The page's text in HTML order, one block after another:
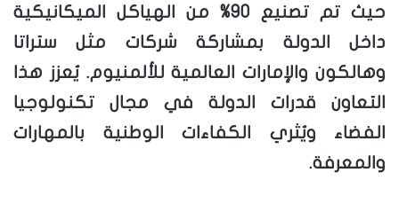
حيث تم تصنيع 90% من الهياكل الميكانيكية
داخل الدولة بمشاركة شركات مثل ستراتا
وهالكون والإمارات العالمية للألمنيوم. يُعزز هذا
التعاون قدرات الدولة في مجال تكنولوجيا
الفضاء ويُثري الكفاءات الوطنية بالمهارات
والمعرفة.